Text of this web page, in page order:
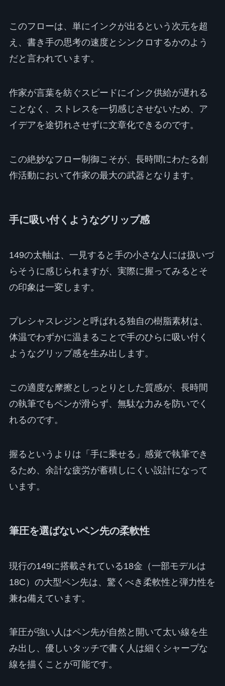
このフローは、単にインクが出るという次元を超
え、書き手の思考の速度とシンクロするかのよう
だと言われています。
作家が言葉を紡ぐスピードにインク供給が遅れる
ことなく、ストレスを一切感じさせないため、ア
イデアを途切れさせずに文章化できるのです。
この絶妙なフロー制御こそが、長時間にわたる創
作活動において作家の最大の武器となります。
手に吸い付くようなグリップ感
149の太軸は、一見すると手の小さな人には扱いづ
らそうに感じられますが、実際に握ってみるとそ
の印象は一変します。
プレシャスレジンと呼ばれる独自の樹脂素材は、
体温でわずかに温まることで手のひらに吸い付く
ようなグリップ感を生み出します。
この適度な摩擦としっとりとした質感が、長時間
の執筆でもペンが滑らず、無駄な力みを防いでく
れるのです。
握るというよりは「手に乗せる」感覚で執筆でき
るため、余計な疲労が蓄積しにくい設計になって
います。
筆圧を選ばないペン先の柔軟性
現行の149に搭載されている18金（一部モデルは
18C）の大型ペン先は、驚くべき柔軟性と弾力性を
兼ね備えています。
筆圧が強い人はペン先が自然と開いて太い線を生
み出し、優しいタッチで書く人は細くシャープな
線を描くことが可能です。